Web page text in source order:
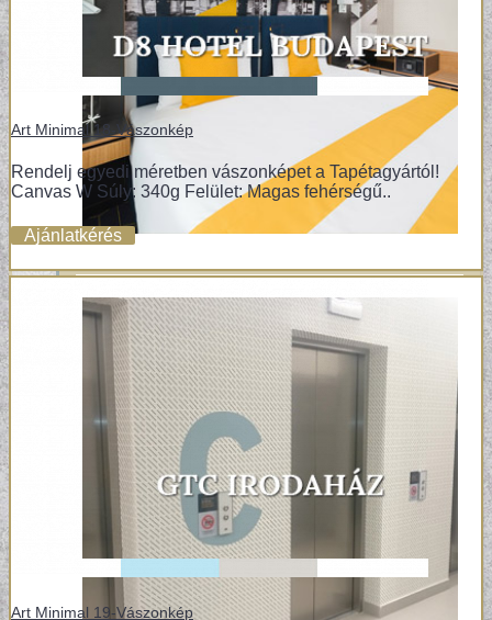
Art Minimal 18-Vászonkép
Rendelj egyedi méretben vászonképet a Tapétagyártól!
Canvas W Súly: 340g Felület: Magas fehérségű..
Ajánlatkérés
Art Minimal 19-Vászonkép